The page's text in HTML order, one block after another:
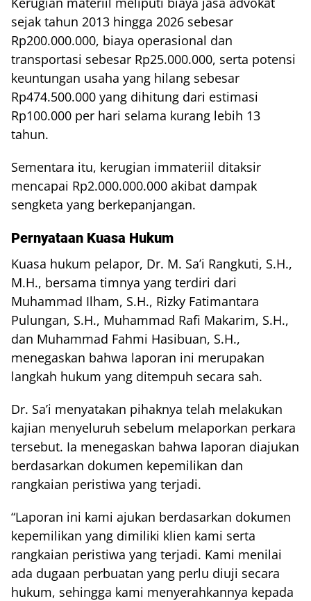
sejak tahun 2013 hingga 2026 sebesar
Rp200.000.000, biaya operasional dan
transportasi sebesar Rp25.000.000, serta potensi
keuntungan usaha yang hilang sebesar
Rp474.500.000 yang dihitung dari estimasi
Rp100.000 per hari selama kurang lebih 13
tahun.
Sementara itu, kerugian immateriil ditaksir
mencapai Rp2.000.000.000 akibat dampak
sengketa yang berkepanjangan.
Pernyataan Kuasa Hukum
Kuasa hukum pelapor, Dr. M. Sa’i Rangkuti, S.H.,
M.H., bersama timnya yang terdiri dari
Muhammad Ilham, S.H., Rizky Fatimantara
Pulungan, S.H., Muhammad Rafi Makarim, S.H.,
dan Muhammad Fahmi Hasibuan, S.H.,
menegaskan bahwa laporan ini merupakan
langkah hukum yang ditempuh secara sah.
Dr. Sa’i menyatakan pihaknya telah melakukan
kajian menyeluruh sebelum melaporkan perkara
tersebut. Ia menegaskan bahwa laporan diajukan
berdasarkan dokumen kepemilikan dan
rangkaian peristiwa yang terjadi.
“Laporan ini kami ajukan berdasarkan dokumen
kepemilikan yang dimiliki klien kami serta
rangkaian peristiwa yang terjadi. Kami menilai
ada dugaan perbuatan yang perlu diuji secara
hukum, sehingga kami menyerahkannya kepada